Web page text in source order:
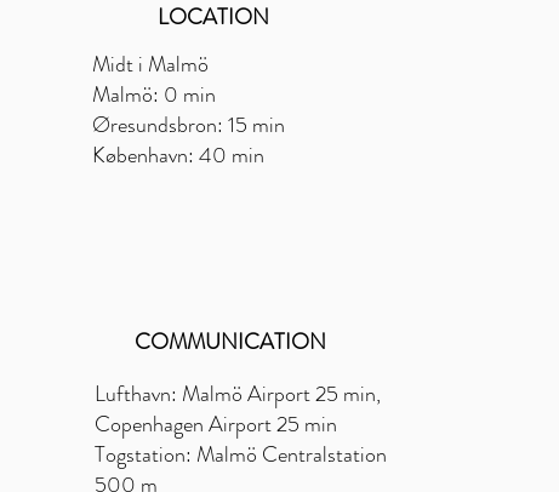
LOCATION
Midt i Malmö
Malmö: 0 min
Øresundsbron: 15 min
København: 40 min
COMMUNICATION
Lufthavn: Malmö Airport 25 min,
Copenhagen Airport 25 min
Togstation: Malmö Centralstation
500 m